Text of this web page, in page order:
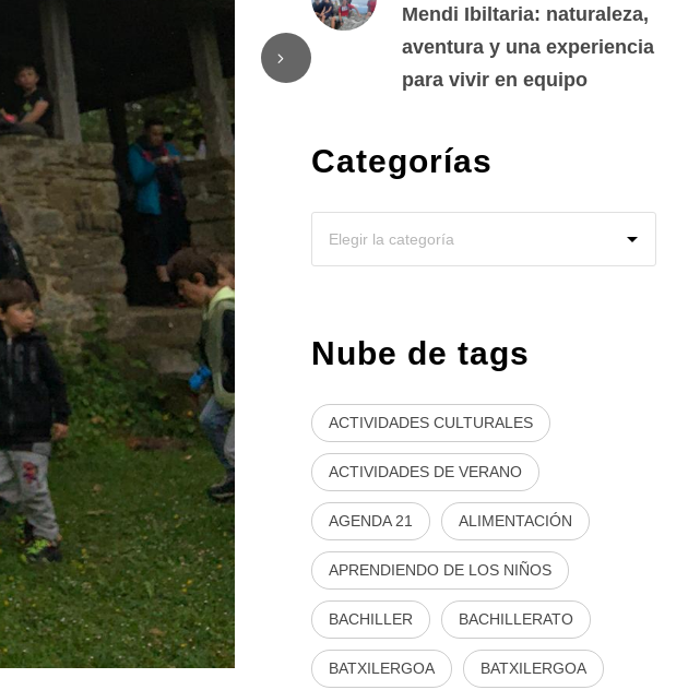
Mendi Ibiltaria: naturaleza,
aventura y una experiencia
para vivir en equipo
Categorías
Nube de tags
ACTIVIDADES CULTURALES
ACTIVIDADES DE VERANO
AGENDA 21 ALIMENTACIÓN
APRENDIENDO DE LOS NIÑOS
BACHILLER BACHILLERATO
BATXILERGOA BATXILERGOA